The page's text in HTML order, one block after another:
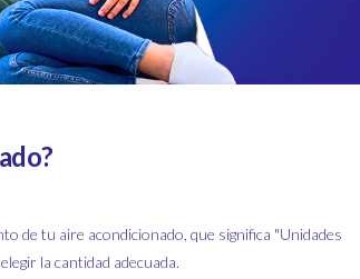
de tu aire acondicionado, que significa "Unidades
la cantidad adecuada.